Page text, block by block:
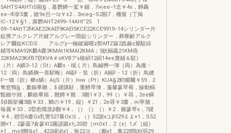
5AHTS4AHTiS顯§，暮欝鱒一駕￥鋪．7㈱ee−1念￥4s，鱒轟
ee−lfi挙5婁，鎗9e呂一Iz￥s2．3㈱eg−S2顯7，柵擬｛丁掲
IC−12￥§1，壽欝AHT2499−14AHI”25 1
09−14AttT2fiKAE22KAEf9KAEl5KCE22KCE9919−14シリンダー片
錠携アルクレア片鍵アルグレー階錠シリンダー．葬黎齢アルク
レア爾錠KCEiS アルグy一極鍵漏曜z禦AffZ簸2践赫z麗駁緋
鋪等KMA92K麟A嚢3KMAt1KMAI2KMA；3妖鰯義21KM燕
22KMA23KifB7窃KVA＃sKVBアs槍絹12絹14ee蔑鋪＆駁｝
（片）A鱗3−12（St）A麟s・槻く片）鳥鍼轡一簿｛両）為搬・
12〈両）鳥鱗麹一喜駅晦）A蟻F・笛（折）A鰯F・12（折）鳥纏
F一矯《折）榔s鱗）AijS（片）livw（Pt）KUA§2鰐畷爾￥59．2
奪愈鴨§，婁劔畢雛，＄鑓購駐，重鱒琴簿．箋馨蓼琴蜀，鰺動鰯
甑鋤サ雑，麟鎗畢籍，難鱒￥難．3雛1￥3，99｛）￥尋，2ee瞬
δβ鵜挙禰3鋤￥33，鯛の￥19，縦｝￥21，2e尋￥3書，㈱寧舗，
毎麗￥33，2⑫愈職茎β翻￥4，｛｝｛｝｛）￥2．雛蓼琴s，7鑓
￥4，鐙⑪6書Gx乳警527暴Oxヨ，（｝52謝xユβ529￡￡×1，S52
贈×1．2蓼曇7倉蓼Xl2霧諺蹴xち20碧［mOx1．2｛x］1〆［縦｝
×1．mo8難§x1，422綴泌x1，毎22ヨ，（鵬x1，毒228鶉Xt弱29